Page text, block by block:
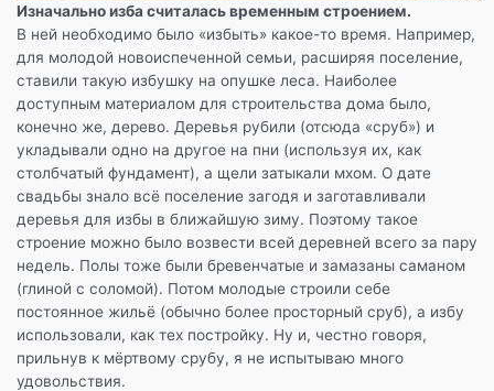
Изначально изба считалась временным строением.
В ней необходимо было «избыть» какое-то время. Например,
для молодой новоиспеченной семьи, расширяя поселение,
ставили такую избушку на опушке леса. Наиболее
доступным материалом для строительства дома было,
конечно же, дерево. Деревья рубили (отсюда «сруб») и
укладывали одно на другое на пни (используя их, как
столбчатый фундамент), а щели затыкали мхом. О дате
свадьбы знало всё поселение загодя и заготавливали
деревья для избы в ближайшую зиму. Поэтому такое
строение можно было возвести всей деревней всего за пару
недель. Полы тоже были бревенчатые и замазаны саманом
(глиной с соломой). Потом молодые строили себе
постоянное жильё (обычно более просторный сруб), а избу
использовали, как тех постройку. Ну и, честно говоря,
прильнув к мёртвому срубу, я не испытываю много
удовольствия.